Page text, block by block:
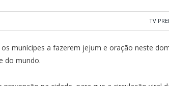
TV
munícipes a fazerem jejum e oração neste
do mundo.